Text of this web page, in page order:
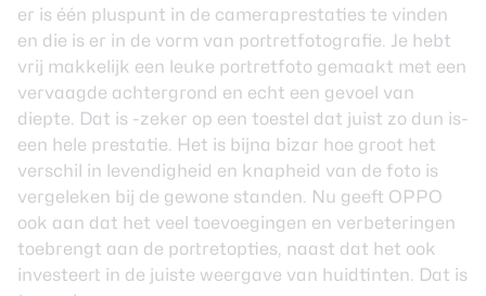
er is één pluspunt in de cameraprestaties te vinden
en die is er in de vorm van portretfotografie. Je hebt
vrij makkelijk een leuke portretfoto gemaakt met een
vervaagde achtergrond en echt een gevoel van
diepte. Dat is -zeker op een toestel dat juist zo dun is-
een hele prestatie. Het is bijna bizar hoe groot het
verschil in levendigheid en knapheid van de foto is
vergeleken bij de gewone standen. Nu geeft OPPO
ook aan dat het veel toevoegingen en verbeteringen
toebrengt aan de portretopties, naast dat het ook
investeert in de juiste weergave van huidtinten. Dat is